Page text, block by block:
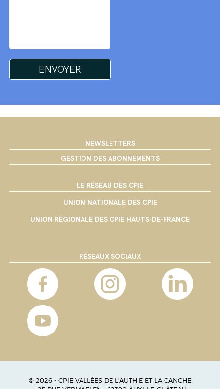
NEWSLETTERS
GESTION DES ABONNEMENTS
LE RÉSEAU DES CPIE
UNION NATIONALE DES CPIE
UNION RÉGIONALE DES CPIE HAUTS-DE-FRANCE
RÉSEAUX SOCIAUX
© 2026 - CPIE VALLÉES DE L'AUTHIE ET LA CANCHE